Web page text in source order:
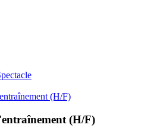
(H/F)
(H/F)